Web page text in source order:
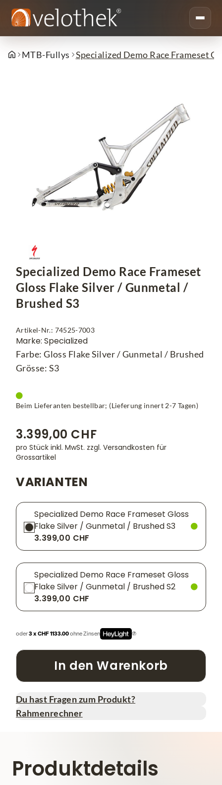
MTB-Fullys Specialized Demo Race Frameset
Specialized Demo Race Frameset
Gloss Flake Silver / Gunmetal /
Brushed S3
Artikel-Nr.: 74525-7003
Marke: Specialized
Farbe: Gloss Flake Silver / Gunmetal / Brushed
Grösse: S3
Beim Lieferanten bestellbar; (Lieferung innert 2-7 Tagen)
3.399,00 CHF
pro Stück inkl. MwSt. zzgl. Versandkosten für
Grossartikel
VARIANTEN
Specialized Demo Race Frameset Gloss
Flake Silver / Gunmetal / Brushed S3
3.399,00 CHF
Specialized Demo Race Frameset Gloss
Flake Silver / Gunmetal / Brushed S2
3.399,00 CHF
oder3 x CHF 1133.00ohne Zinsen
In den Warenkorb
Du hast Fragen zum Produkt?
Rahmenrechner
Produktdetails